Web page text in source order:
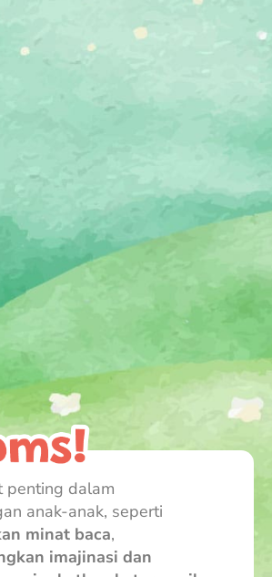
penting dalam
anak-anak, seperti
minat baca,
imajinasi dan